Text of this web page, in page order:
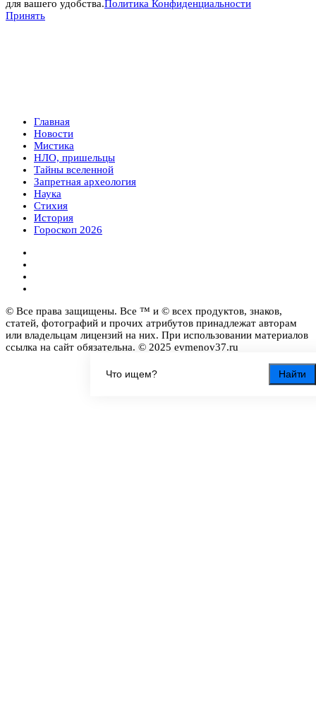
Найти
для вашего удобства.Политика Конфиденциальности
Принять
Главная
Новости
Мистика
НЛО, пришельцы
Тайны вселенной
Запретная археология
Наука
Стихия
История
Гороскоп 2026
© Все права защищены. Все ™ и © всех продуктов, знаков,
статей, фотографий и прочих атрибутов принадлежат авторам
или владельцам лицензий на них. При использовании материалов
ссылка на сайт обязательна. © 2025 evmenov37.ru